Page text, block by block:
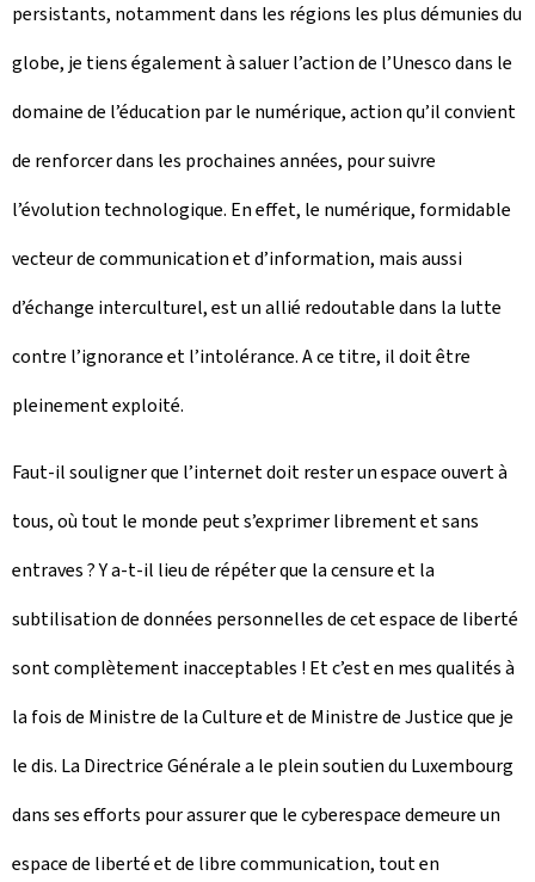
persistants, notamment dans les régions les plus démunies du
globe, je tiens également à saluer l’action de l’Unesco dans le
domaine de l’éducation par le numérique, action qu’il convient
de renforcer dans les prochaines années, pour suivre
l’évolution technologique. En effet, le numérique, formidable
vecteur de communication et d’information, mais aussi
d’échange interculturel, est un allié redoutable dans la lutte
contre l’ignorance et l’intolérance. A ce titre, il doit être
pleinement exploité.
Faut-il souligner que l’internet doit rester un espace ouvert à
tous, où tout le monde peut s’exprimer librement et sans
entraves ? Y a-t-il lieu de répéter que la censure et la
subtilisation de données personnelles de cet espace de liberté
sont complètement inacceptables ! Et c’est en mes qualités à
la fois de Ministre de la Culture et de Ministre de Justice que je
le dis. La Directrice Générale a le plein soutien du Luxembourg
dans ses efforts pour assurer que le cyberespace demeure un
espace de liberté et de libre communication, tout en